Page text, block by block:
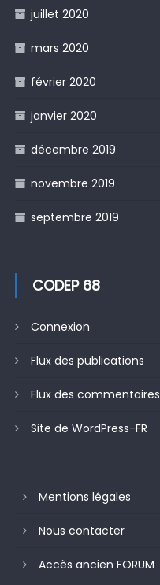
juillet 2020
mars 2020
février 2020
janvier 2020
décembre 2019
novembre 2019
septembre 2019
CODEP 68
Connexion
Flux des publications
Flux des commentaires
Site de WordPress-FR
Mentions légales
Nous contacter
Accès ancien FORUM